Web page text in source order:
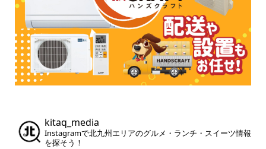
kitaq_media
Instagramで北九州エリアのグルメ・ランチ・スイーツ情報
を探そう！